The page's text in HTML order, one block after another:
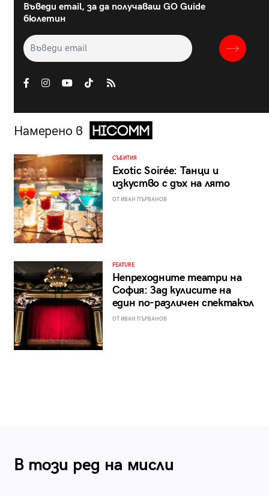
Въведи email, за да получаваш GO Guide
бюлетин
Намерено в
СЪБИТИЯ
Exotic Soirée: Танци и
изкуство с дъх на лято
ОТ ИВАН ПЪРВАНОВ
FEATURE
Непреходните театри на
София: Зад кулисите на
един по-различен спектакъл
ОТ ИВАН ПЪРВАНОВ
В този ред на мисли